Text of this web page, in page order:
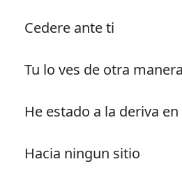
Cedere ante ti
Tu lo ves de otra manera
He estado a la deriva
Hacia ningun sitio